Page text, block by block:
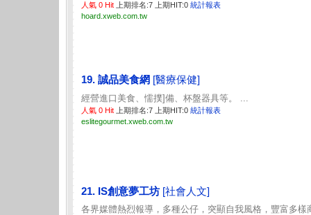
人氣 0 Hit 上期排名:7 上期HIT:0 統計報表
hoard.xweb.com.tw
19. 誠品美食網 [醫療保健]
經營進口美食、懦撲]備、杯盤器具等。 ...
人氣 0 Hit 上期排名:7 上期HIT:0 統計報表
eslitegourmet.xweb.com.tw
21. IS創意夢工坊 [社會人文]
各界媒體熱烈報導，多種公仔，突顯自我風格，豐富多樣